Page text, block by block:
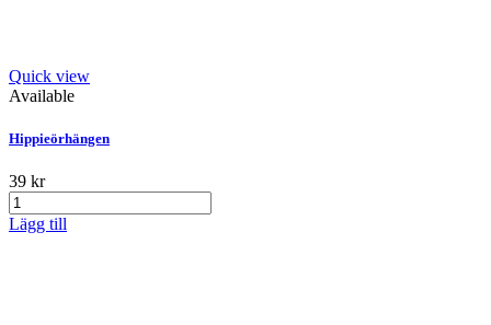
Quick view
Available
Hippieörhängen
39 kr
Lägg till